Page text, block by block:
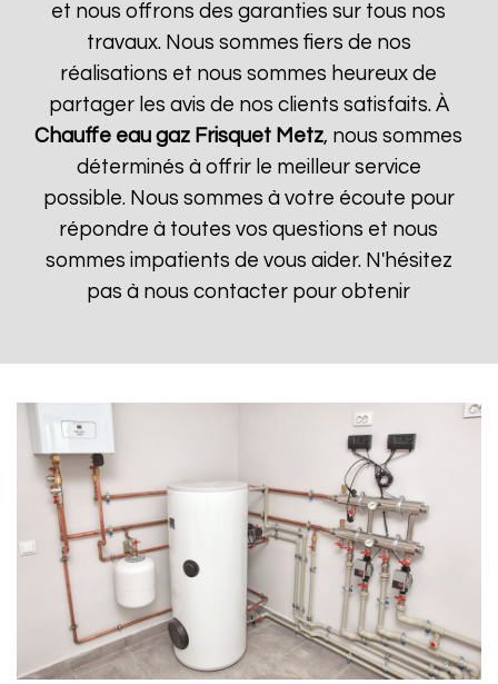
et nous offrons des garanties sur tous nos
travaux. Nous sommes fiers de nos
réalisations et nous sommes heureux de
partager les avis de nos clients satisfaits. À
Chauffe eau gaz Frisquet Metz, nous sommes
déterminés à offrir le meilleur service
possible. Nous sommes à votre écoute pour
répondre à toutes vos questions et nous
sommes impatients de vous aider. N'hésitez
pas à nous contacter pour obtenir